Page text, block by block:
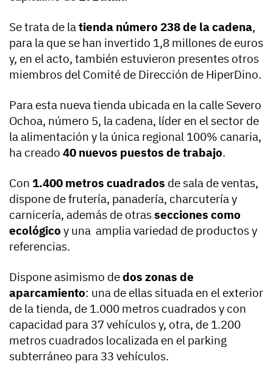
Se trata de la tienda número 238 de la cadena,
para la que se han invertido 1,8 millones de euros
y, en el acto, también estuvieron presentes otros
miembros del Comité de Dirección de HiperDino.
Para esta nueva tienda ubicada en la calle Severo
Ochoa, número 5, la cadena, líder en el sector de
la alimentación y la única regional 100% canaria,
ha creado 40 nuevos puestos de trabajo.
Con 1.400 metros cuadrados de sala de ventas,
dispone de frutería, panadería, charcutería y
carnicería, además de otrassecciones como
ecológico y una amplia variedad de productos y
referencias.
Dispone asimismo dedos zonas de
aparcamiento: una de ellas situada en el exterior
de la tienda, de 1.000 metros cuadrados y con
capacidad para 37 vehículos y, otra, de 1.200
metros cuadrados localizada en el parking
subterráneo para 33 vehículos.